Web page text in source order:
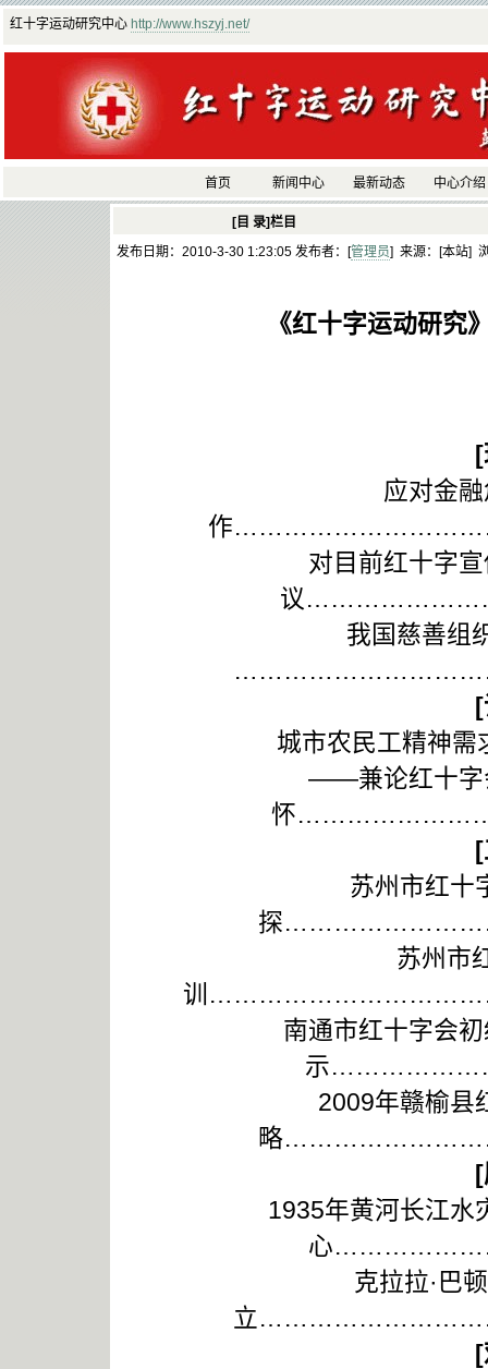
红十字运动研究中心 http://www.hszyj.net/
首页 新闻中心 最新动态 中心介绍
[目 录]栏目
发布日期：2010-3-30 1:23:05 发布者：[管理员] 来源：[本站]
《红十字运动研究
[
应对金
作
对目前红十字
议
我国慈善组
[
城市农民工精神需求的
——兼论红十字
怀
[
苏州市红十
探
苏州市
训
南通市红十字会
示
2009年赣榆县
略
[
1935年黄河长江
心
克拉拉·巴
立
[